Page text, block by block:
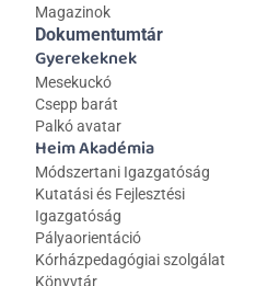
Magazinok
Gyerekeknek
Mesekuckó
Csepp barát
Palkó avatar
Heim Akadémia
Módszertani Igazgatóság
Kutatási és Fejlesztési
Igazgatóság
Pályaorientáció
Kórházpedagógiai szolgálat
Könyvtár
Dokumentumtár